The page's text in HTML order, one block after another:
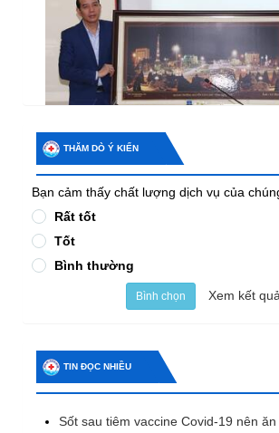
THĂM DÒ Ý KIẾN
Bạn cảm thấy chất lượng dịch vụ của
Rất tốt
Tốt
Bình thường
Bình chọn Xem kết quả
TIN ĐỌC NHIỀU
Sốt sau tiêm vaccine Covid-19 nên